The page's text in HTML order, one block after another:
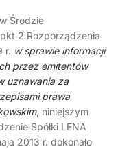
Środzie
2 Rozporządzenia
r. w sprawie informacji
przez emitentów
uznawania za
prawa
, niniejszym
Spółki LENA
2013 r. dokonało